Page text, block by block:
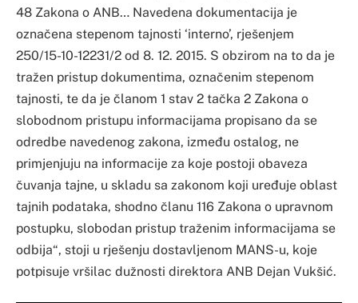
48 Zakona o ANB… Navedena dokumentacija je
označena stepenom tajnosti ‘interno’, rješenjem
250/15-10-12231/2 od 8. 12. 2015. S obzirom na to da je
tražen pristup dokumentima, označenim stepenom
tajnosti, te da je članom 1 stav 2 tačka 2 Zakona o
slobodnom pristupu informacijama propisano da se
odredbe navedenog zakona, između ostalog, ne
primjenjuju na informacije za koje postoji obaveza
čuvanja tajne, u skladu sa zakonom koji uređuje oblast
tajnih podataka, shodno članu 116 Zakona o upravnom
postupku, slobodan pristup traženim informacijama se
odbija“, stoji u rješenju dostavljenom MANS-u, koje
potpisuje vršilac dužnosti direktora ANB Dejan Vukšić.